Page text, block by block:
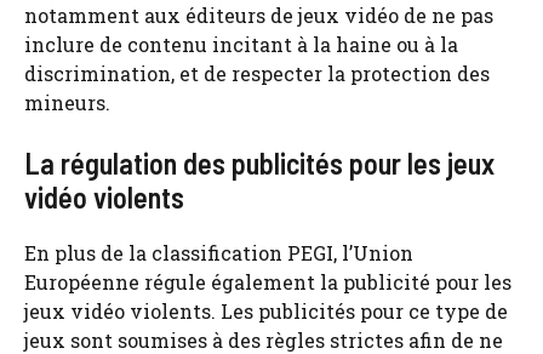
notamment aux éditeurs de jeux vidéo de ne pas
inclure de contenu incitant à la haine ou à la
discrimination, et de respecter la protection des
mineurs.
La régulation des publicités pour les jeux
vidéo violents
En plus de la classification PEGI, l’Union
Européenne régule également la publicité pour les
jeux vidéo violents. Les publicités pour ce type de
jeux sont soumises à des règles strictes afin de ne